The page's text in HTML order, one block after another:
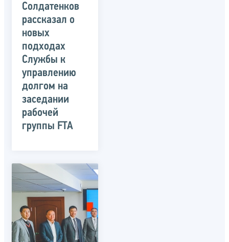
Солдатенков
рассказал о
новых
подходах
Службы к
управлению
долгом на
заседании
рабочей
группы FTA